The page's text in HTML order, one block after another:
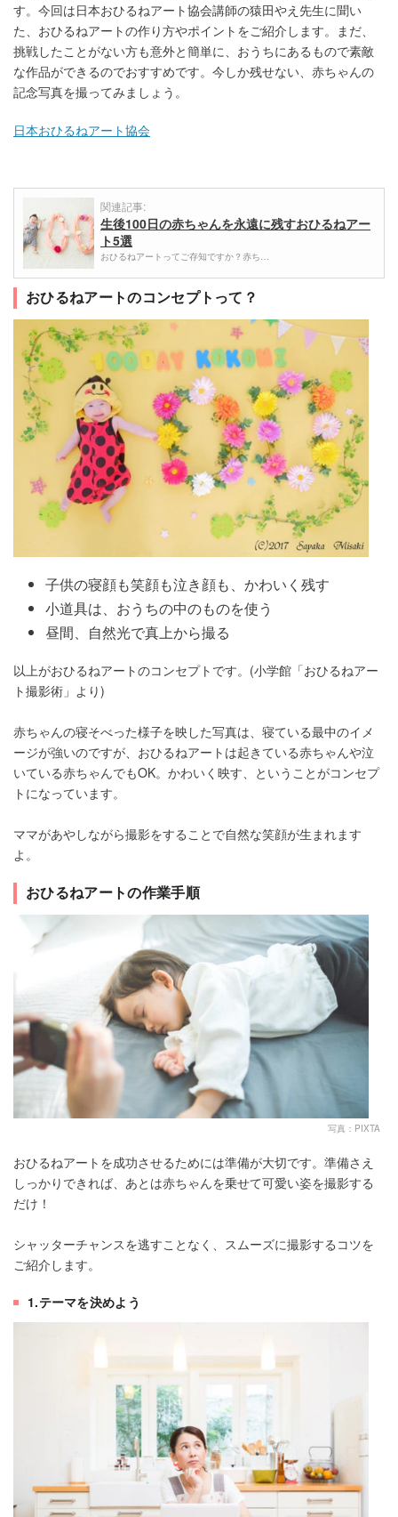
す。今回は日本おひるねアート協会講師の猿田やえ先生に聞い
た、おひるねアートの作り方やポイントをご紹介します。まだ、
挑戦したことがない方も意外と簡単に、おうちにあるもので素敵
な作品ができるのでおすすめです。今しか残せない、赤ちゃんの
記念写真を撮ってみましょう。
日本おひるねアート協会
関連記事:
生後100日の赤ちゃんを永遠に残すおひるねアー
ト5選
おひるねアートってご存知ですか？赤ち…
おひるねアートのコンセプトって？
子供の寝顔も笑顔も泣き顔も、かわいく残す
小道具は、おうちの中のものを使う
昼間、自然光で真上から撮る
以上がおひるねアートのコンセプトです。(小学館「おひるねアー
ト撮影術」より)
赤ちゃんの寝そべった様子を映した写真は、寝ている最中のイメ
ージが強いのですが、おひるねアートは起きている赤ちゃんや泣
いている赤ちゃんでもOK。かわいく映す、ということがコンセプ
トになっています。
ママがあやしながら撮影をすることで自然な笑顔が生まれます
よ。
おひるねアートの作業手順
写真：PIXTA
おひるねアートを成功させるためには準備が大切です。準備さえ
しっかりできれば、あとは赤ちゃんを乗せて可愛い姿を撮影する
だけ！
シャッターチャンスを逃すことなく、スムーズに撮影するコツを
ご紹介します。
1.テーマを決めよう